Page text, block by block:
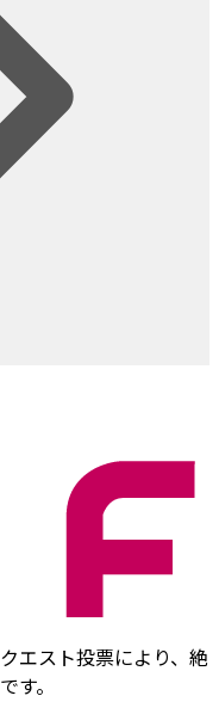
エスト投票により、絶
す。